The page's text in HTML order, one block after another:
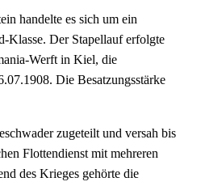
handelte es sich um ein
Klasse. Der Stapellauf erfolgte
Werft in Kiel, die
Die Besatzungsstärke
zugeteilt und versah bis
Flottendienst mit mehreren
des Krieges gehörte die